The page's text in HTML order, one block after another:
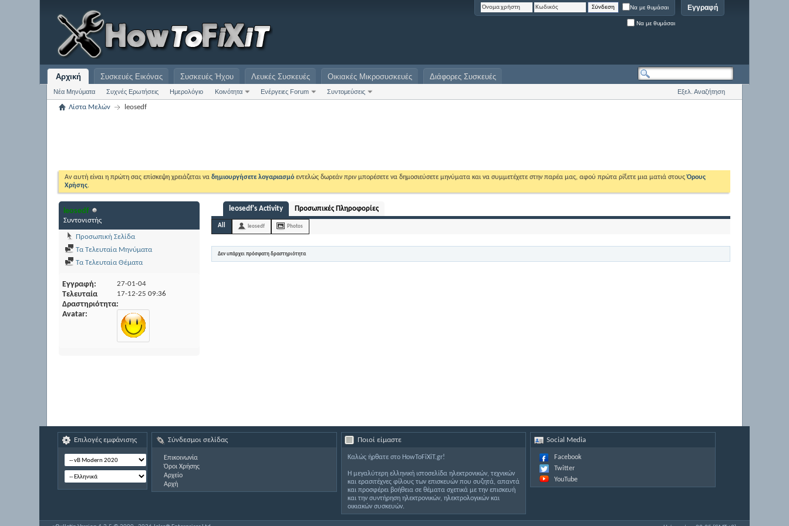
Εγγραφή
Να με θυμάσαι
Να με θυμάσαι
Αρχική
Νέα Μηνύματα Συχνές Ερωτήσεις Ημερολόγιο Κοινότητα Ενέργειες Forum Συντομεύσεις
Συσκευές Εικόνας Συσκευές Ήχου Λευκές Συσκευές Οικιακές Μικροσυσκευές Διάφορες Συσκευές
Εξελ. Αναζήτηση
Λίστα Μελών leosedf
Αν αυτή είναι η πρώτη σας επίσκεψη χρειάζεται ναδημιουργήσετε λογαριασμό εντελώς δωρεάν πριν μπορέσετε να δημοσιεύσετε μηνύματα και να συμμετέχετε στην παρέα μας, αφού πρώτα ρίξετε μια ματιά στουςΌρους
Χρήσης.
leosedf
Συντονιστής
Προσωπική Σελίδα
Τα Τελευταία Μηνύματα
Τα Τελευταία Θέματα
Εγγραφή 27-01-04
Τελευταία
Δραστηριότητα
17-12-2509:36
Avatar
leosedf's Activity Προσωπικές Πληροφορίες
All leosedf Photos
Δεν υπάρχει πρόσφατη δραστηριότητα
Επιλογές εμφάνισης Σύνδεσμοι σελίδας
Επικοινωνία
Όροι Χρήσης
Αρχείο
Αρχή
Ποιοί είμαστε
Καλώς ήρθατε στο HowToFiXiT.gr!
Η μεγαλύτερη ελληνική ιστοσελίδα ηλεκτρονικών, τεχνικών
και ερασιτέχνες φίλους των επισκευών που συζητά, απαντά
και προσφέρει βοήθεια σε θέματα σχετικά με την επισκευή
και την συντήρηση ηλεκτρονικών, ηλεκτρολογικών και
οικιακών συσκευών.
Social Media
Facebook
Twitter
YouTube